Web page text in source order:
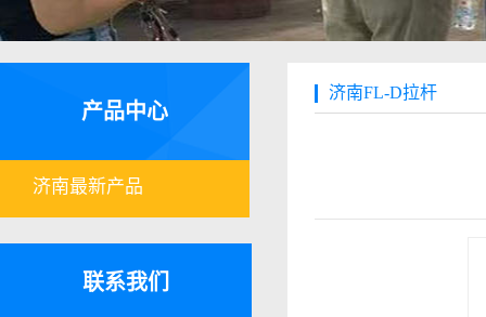
产品中心
济南最新产品
联系我们
济南FL-D拉杆